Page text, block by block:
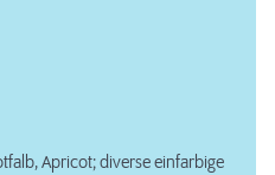
Apricot; diverse einfarbige